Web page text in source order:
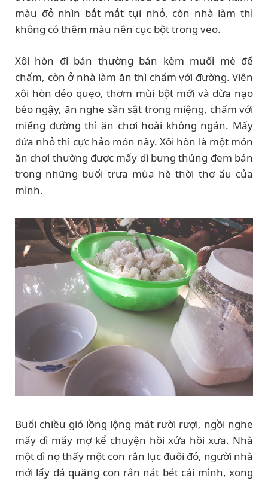
màu đỏ nhìn bắt mắt tụi nhỏ, còn nhà làm thì
không có thêm màu nên cục bột trong veo.
Xôi hòn đi bán thường bán kèm muối mè để
chấm, còn ở nhà làm ăn thì chấm với đường. Viên
xôi hòn dẻo quẹo, thơm mùi bột mới và dừa nạo
béo ngậy, ăn nghe sần sật trong miệng, chấm với
miếng đường thì ăn chơi hoài không ngán. Mấy
đứa nhỏ thì cực hảo món này. Xôi hòn là một món
ăn chơi thường được mấy dì bưng thúng đem bán
trong những buổi trưa mùa hè thời thơ ấu của
mình.
Buổi chiều gió lồng lộng mát rười rượi, ngồi nghe
mấy dì mấy mợ kể chuyện hồi xửa hồi xưa. Nhà
một dì nọ thấy một con rắn lục đuôi đỏ, người nhà
mới lấy đá quăng con rắn nát bét cái mình, xong